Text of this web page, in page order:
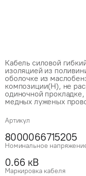
Кабель силовой
изоляцией из
оболочке из
композиции(Н), не
одиночной
медных луженых
Артикул
8000066715205
Номинальное
0.66 кВ
Маркировка кабеля